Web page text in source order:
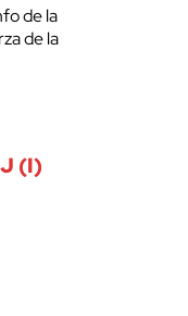
de la
de la
(I)